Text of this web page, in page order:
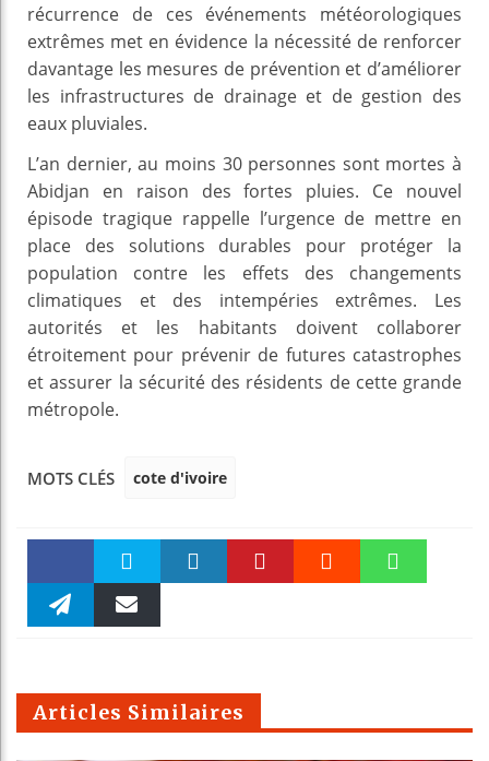
récurrence de ces événements météorologiques
extrêmes met en évidence la nécessité de renforcer
davantage les mesures de prévention et d’améliorer
les infrastructures de drainage et de gestion des
eaux pluviales.
L’an dernier, au moins 30 personnes sont mortes à
Abidjan en raison des fortes pluies. Ce nouvel
épisode tragique rappelle l’urgence de mettre en
place des solutions durables pour protéger la
population contre les effets des changements
climatiques et des intempéries extrêmes. Les
autorités et les habitants doivent collaborer
étroitement pour prévenir de futures catastrophes
et assurer la sécurité des résidents de cette grande
métropole.
MOTS CLÉS cote d'ivoire
Faceboo Twitter
m
Articles Similaires